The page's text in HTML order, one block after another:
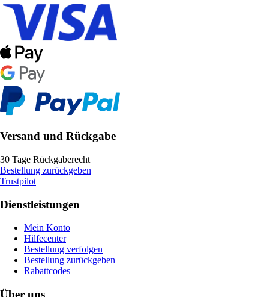
Versand und Rückgabe
30 Tage Rückgaberecht
Bestellung zurückgeben
Trustpilot
Dienstleistungen
Mein Konto
Hilfecenter
Bestellung verfolgen
Bestellung zurückgeben
Rabattcodes
Über uns